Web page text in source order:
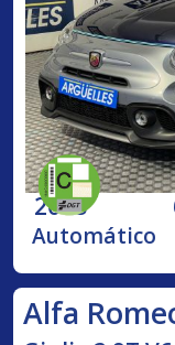
2018
Automático
Alfa